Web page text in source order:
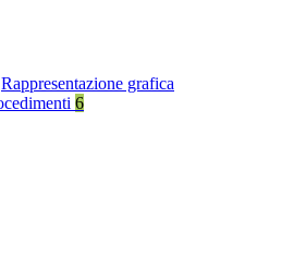
Rappresentazione grafica
6